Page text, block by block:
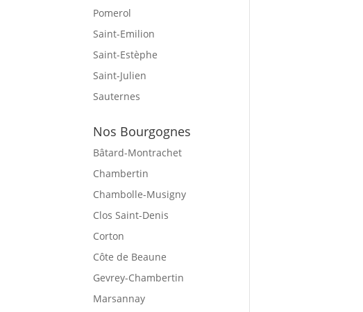
Pomerol
Saint-Emilion
Saint-Estèphe
Saint-Julien
Sauternes
Nos Bourgognes
Bâtard-Montrachet
Chambertin
Chambolle-Musigny
Clos Saint-Denis
Corton
Côte de Beaune
Gevrey-Chambertin
Marsannay